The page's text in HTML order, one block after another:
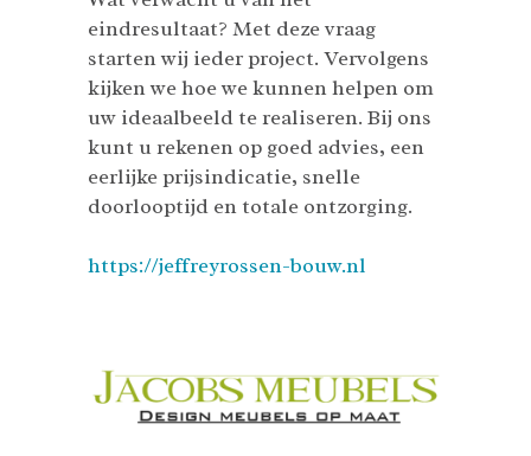
eindresultaat? Met deze vraag
starten wij ieder project. Vervolgens
kijken we hoe we kunnen helpen om
uw ideaalbeeld te realiseren. Bij ons
kunt u rekenen op goed advies, een
eerlijke prijsindicatie, snelle
doorlooptijd en totale ontzorging.
https://jeffreyrossen-bouw.nl